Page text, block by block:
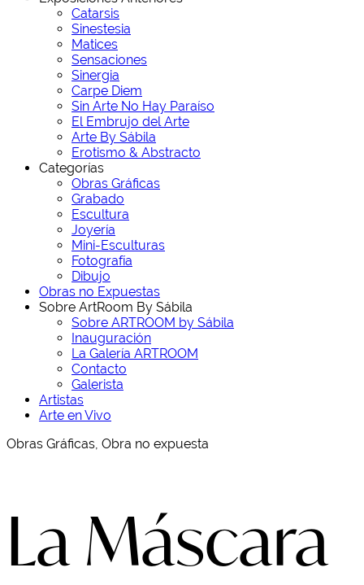
Catarsis
Sinestesia
Matices
Sensaciones
Sinergia
Carpe Diem
Sin Arte No Hay Paraíso
El Embrujo del Arte
Arte By Sábila
Erotismo & Abstracto
Categorías
Obras Gráficas
Grabado
Escultura
Joyería
Mini-Esculturas
Fotografía
Dibujo
Obras no Expuestas
Sobre ArtRoom By Sábila
Sobre ARTROOM by Sábila
Inauguración
La Galería ARTROOM
Contacto
Galerista
Artistas
Arte en Vivo
Obras Gráficas, Obra no expuesta
La Máscara